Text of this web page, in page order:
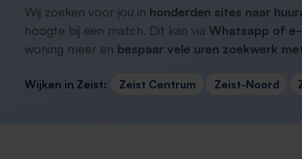
Wij zoeken voor jou in honderden sites naar
hoogte bij een match. Dit kan via Whatsapp of
woning meer en bespaar vele uren zoekwerk
Wijken in Zeist: Zeist Centrum Zeist-Noord